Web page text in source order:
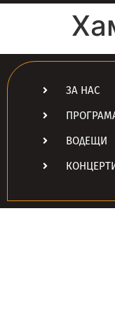
ЗА НАС
ВОДЕЩИ